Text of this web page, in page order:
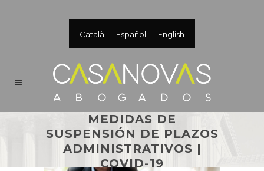
Català Español English
MEDIDAS DE
SUSPENSIÓN DE PLAZOS
ADMINISTRATIVOS |
COVID-19